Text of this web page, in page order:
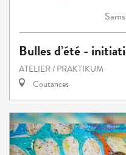
Bulles d’été -
ATELIER / PRAKTIKUM
Coutances